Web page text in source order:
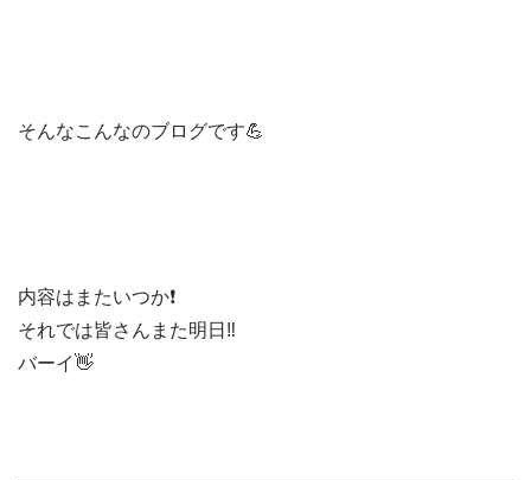
そんなこんなのブログです💪
内容はまたいつか❗️
それでは皆さんまた明日‼️
バーイ👋